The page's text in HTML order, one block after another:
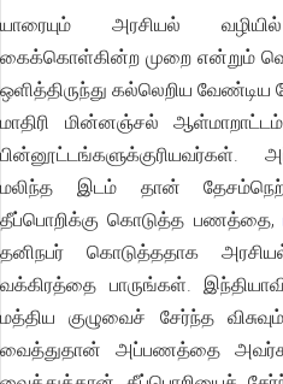
யாரையும் அரசியல்
கைக்கொள்கின்ற முறை என்றும்
ஒளித்திருந்து கல்லெறிய
மாதிரி மின்னஞ்சல்
பின்னூட்டங்களுக்குரியவர்கள்.
மலிந்த இடம் தான்
தீப்பொறிக்கு கொடுத்த பணத்தை,
தனிநபர் கொடுத்ததாக
வக்கிரத்தை பாருங்கள்.
மத்திய குழுவைச் சேர்ந்த
வைத்துதான் அப்பணத்தை